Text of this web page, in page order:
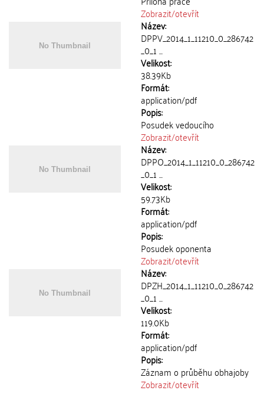
Zobrazit/otevřít
Název:
DPPV_2014_1_11210_0_286742
_0_1 ...
Velikost:
38.39Kb
Formát:
application/pdf
Popis:
Posudek vedoucího
Zobrazit/otevřít
Název:
DPPO_2014_1_11210_0_286742
_0_1 ...
Velikost:
59.73Kb
Formát:
application/pdf
Popis:
Posudek oponenta
Zobrazit/otevřít
Název:
DPZH_2014_1_11210_0_286742
_0_1 ...
Velikost:
119.0Kb
Formát:
application/pdf
Popis:
Záznam o průběhu obhajoby
Zobrazit/otevřít